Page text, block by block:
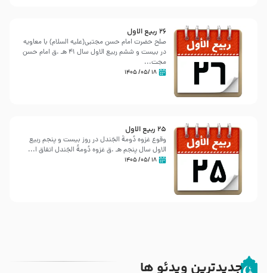
26 ربيع الاول
صلح حضرت امام حسن مجتبی(علیه السلام) با معاویه
در بیست و ششم ربیع الاول سال 41 هـ .ق امام حسن
مجت...
۱۸ /۰۵/ ۱۴۰۵
25 ربيع الاول
وقوع غزوه دُومةُ الجَندل در روز بیست و پنجم ربیع
الاول سال پنجم هـ .ق غزوه دُومةُ الجَندل اتفاق ا...
۱۸ /۰۵/ ۱۴۰۵
جدیدترین ویدئو ها